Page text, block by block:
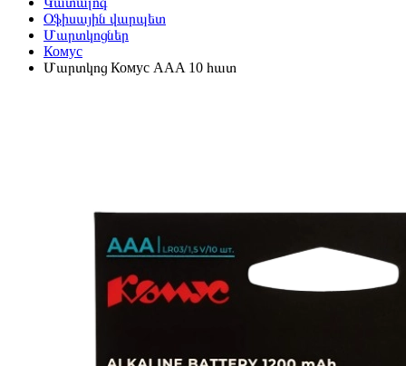
Օֆիսային վարպետ
Մարտկոցներ
Комус
Մարտկոց Комус AAA 10 հատ